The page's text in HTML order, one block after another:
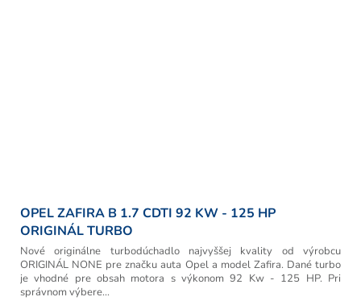
OPEL ZAFIRA B 1.7 CDTI 92 KW - 125 HP
ORIGINÁL TURBO
Nové originálne turbodúchadlo najvyššej kvality od výrobcu
ORIGINÁL NONE pre značku auta Opel a model Zafira. Dané turbo
je vhodné pre obsah motora s výkonom 92 Kw - 125 HP. Pri
správnom výbere...